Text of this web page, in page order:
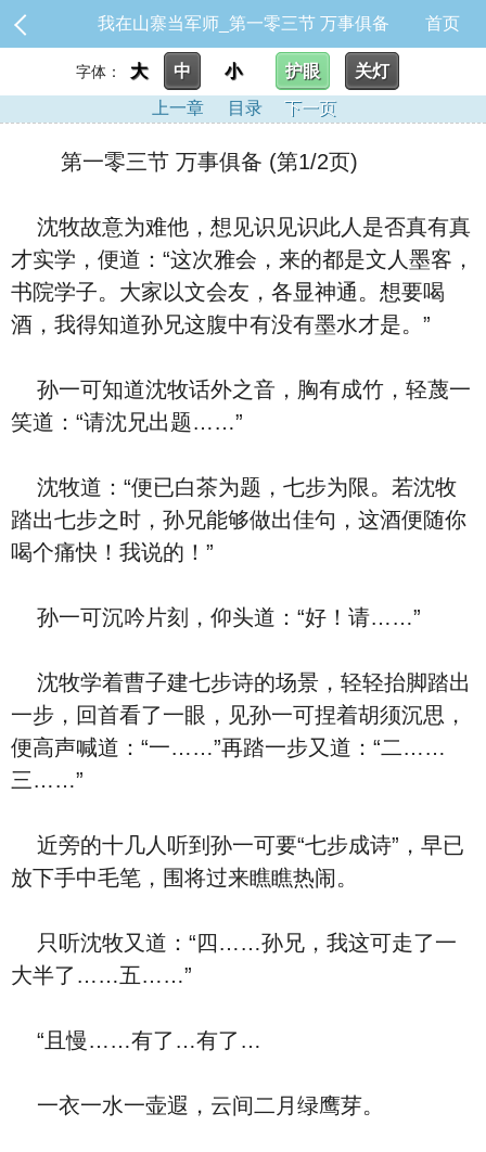
我在山寨当军师_第一零三节 万事俱备 首页
字体： 大 中 小 护眼
关灯
上一章
目录 下一页
第一零三节 万事俱备 (第1/2页)
沈牧故意为难他，想见识见识此人是否真有真
才实学，便道：“这次雅会，来的都是文人墨客，
书院学子。大家以文会友，各显神通。想要喝
酒，我得知道孙兄这腹中有没有墨水才是。”
孙一可知道沈牧话外之音，胸有成竹，轻蔑一
笑道：“请沈兄出题……”
沈牧道：“便已白茶为题，七步为限。若沈牧
踏出七步之时，孙兄能够做出佳句，这酒便随你
喝个痛快！我说的！”
孙一可沉吟片刻，仰头道：“好！请……”
沈牧学着曹子建七步诗的场景，轻轻抬脚踏出
一步，回首看了一眼，见孙一可捏着胡须沉思，
便高声喊道：“一……”再踏一步又道：“二……
三……”
近旁的十几人听到孙一可要“七步成诗”，早已
放下手中毛笔，围将过来瞧瞧热闹。
只听沈牧又道：“四……孙兄，我这可走了一
大半了……五……”
“且慢……有了…有了…
一衣一水一壶遐，云间二月绿鹰芽。